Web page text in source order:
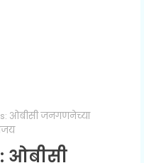
ओबीसी जनगणनेच्या
ओबीसी